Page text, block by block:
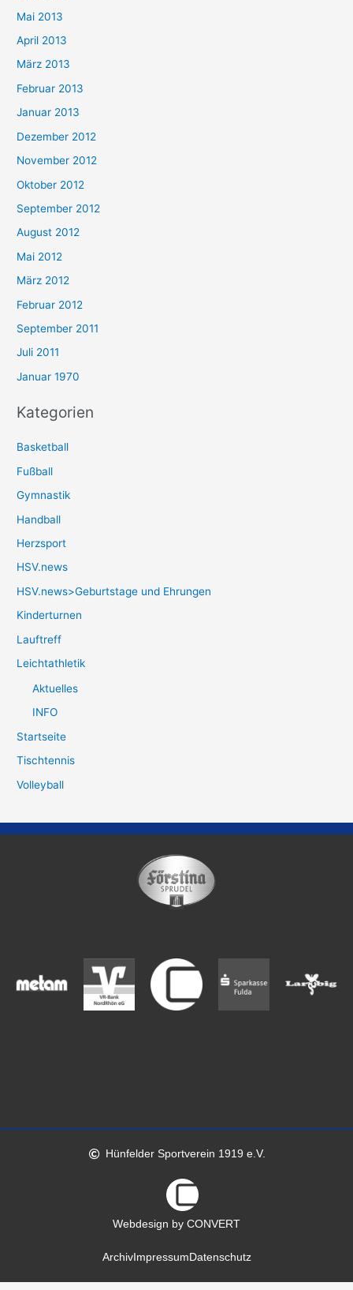
Mai 2013
April 2013
März 2013
Februar 2013
Januar 2013
Dezember 2012
November 2012
Oktober 2012
September 2012
August 2012
Mai 2012
März 2012
Februar 2012
September 2011
Juli 2011
Januar 1970
Kategorien
Basketball
Fußball
Gymnastik
Handball
Herzsport
HSV.news
HSV.news>Geburtstage und Ehrungen
Kinderturnen
Lauftreff
Leichtathletik
Aktuelles
INFO
Startseite
Tischtennis
Volleyball
Hünfelder Sportverein 1919 e.V.
Webdesign by CONVERT
ArchivImpressumDatenschutz